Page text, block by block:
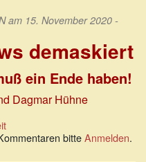
am 15. November 2020 -
demaskiert
ein Ende haben!
Dagmar Hühne
bitteAnmelden.